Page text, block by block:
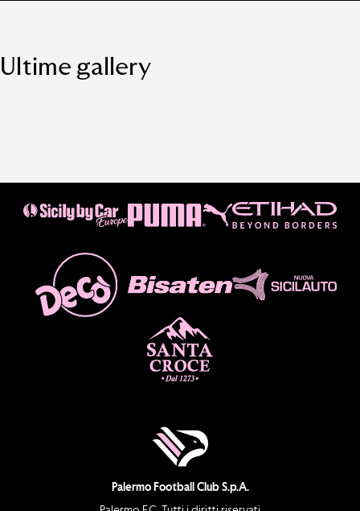
Ultime gallery
Palermo Football Club S.p.A.